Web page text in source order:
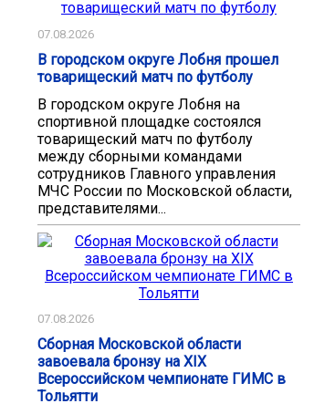
07.08.2026
В городском округе Лобня прошел
товарищеский матч по футболу
В городском округе Лобня на
спортивной площадке состоялся
товарищеский матч по футболу
между сборными командами
сотрудников Главного управления
МЧС России по Московской области,
представителями...
07.08.2026
Сборная Московской области
завоевала бронзу на XIX
Всероссийском чемпионате ГИМС в
Тольятти